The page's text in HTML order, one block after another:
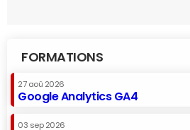
FORMATIONS
27 aoû 2026
Google Analytics GA4
03 sep 2026